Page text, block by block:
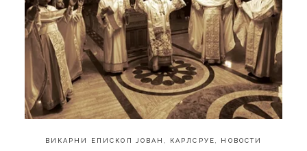
ВИКАРНИ ЕПИСКОП ЈОВАН КАРЛСРУЕ НОВОСТИ